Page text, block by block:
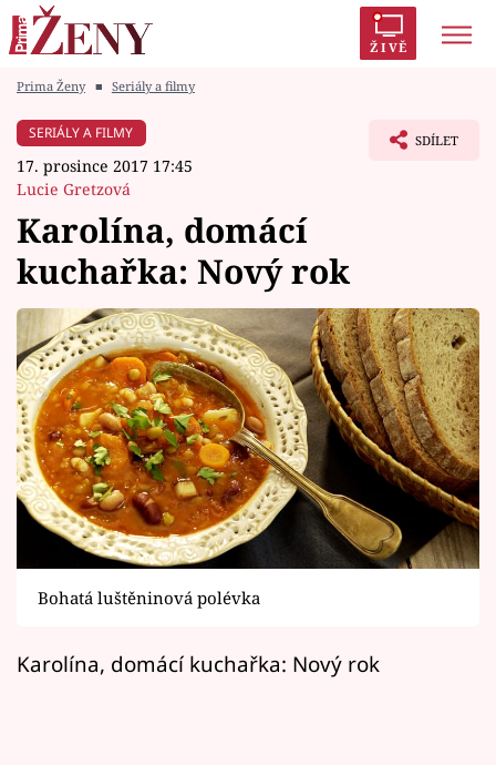
ŽIVĚ
Módní alarm
Témata
Celebrity
Vztahy
Seriály
Horoskopy
Sledujte prima+
Filmový festival Karlovy Vary
Pořady
Prima Ženy ■ Seriály a filmy
SERIÁLY A FILMY
17. prosince 2017 17:45
Lucie Gretzová
SDÍLET
Karolína, domácí
kuchařka: Nový rok
Bohatá luštěninová polévka
Karolína, domácí kuchařka: Nový rok